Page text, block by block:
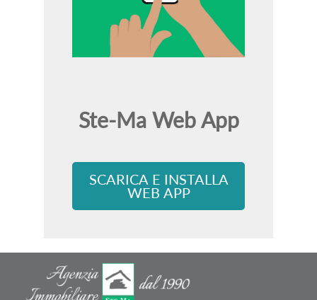
Ste-Ma Web App
SCARICA E INSTALLA
WEB APP